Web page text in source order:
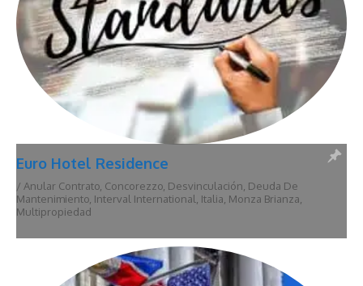
Euro Hotel Residence
/ Anular Contrato, Concorezzo, Desvinculación, Deuda De
Mantenimiento, Interval International, Italia, Monza Brianza,
Multipropiedad